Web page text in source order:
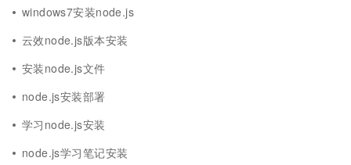
windows7安装node.js
云效node.js版本安装
安装node.js文件
node.js安装部署
学习node.js安装
node.js学习笔记安装